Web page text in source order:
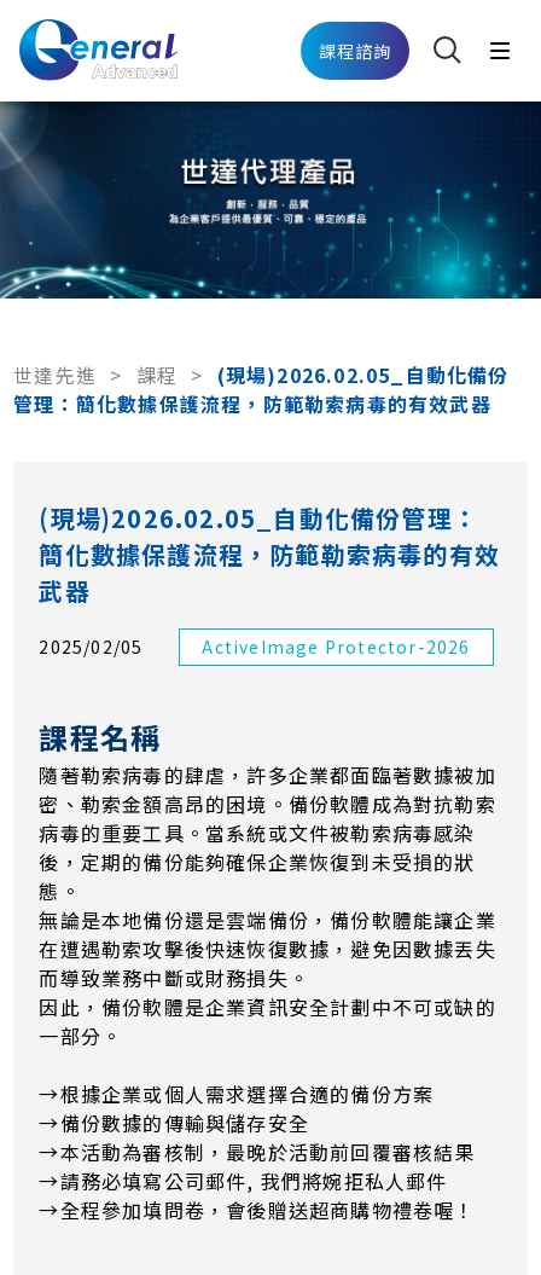
課程諮詢
世達先進 > 課程 > (現場)2026.02.05_自動化備份
管理：簡化數據保護流程，防範勒索病毒的有效武器
(現場)2026.02.05_自動化備份管理：
簡化數據保護流程，防範勒索病毒的有效
武器
2025/02/05 ActiveImage Protector-2026
課程名稱
隨著勒索病毒的肆虐，許多企業都面臨著數據被加
密、勒索金額高昂的困境。備份軟體成為對抗勒索
病毒的重要工具。當系統或文件被勒索病毒感染
後，定期的備份能夠確保企業恢復到未受損的狀
態。
無論是本地備份還是雲端備份，備份軟體能讓企業
在遭遇勒索攻擊後快速恢復數據，避免因數據丟失
而導致業務中斷或財務損失。
因此，備份軟體是企業資訊安全計劃中不可或缺的
一部分。
→根據企業或個人需求選擇合適的備份方案
→備份數據的傳輸與儲存安全
→本活動為審核制，最晚於活動前回覆審核結果
​→​​​​​​請務必填寫公司郵件, 我們將婉拒私人郵件
→全程參加填問卷，會後贈送超商購物禮卷喔！